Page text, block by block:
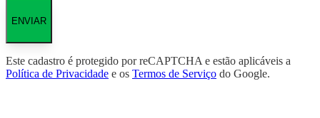
ENVIAR
Este cadastro é protegido por reCAPTCHA e estão aplicáveis a
Política de Privacidade e os Termos de Serviço do Google.